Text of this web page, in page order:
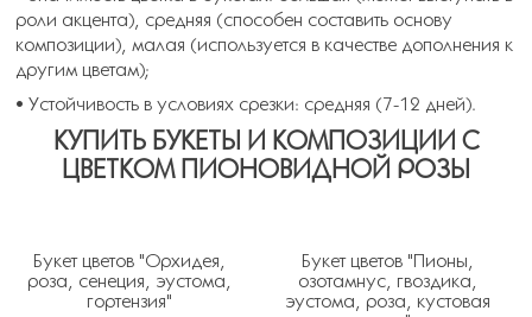
роли акцента), средняя (способен составить основу
композиции), малая (используется в качестве дополнения к
другим цветам);
• Устойчивость в условиях срезки: средняя (7-12 дней).
КУПИТЬ БУКЕТЫ И КОМПОЗИЦИИ С
ЦВЕТКОМ ПИОНОВИДНОЙ РОЗЫ
Букет цветов "Орхидея,
роза, сенеция, эустома,
гортензия"
Букет цветов "Пионы,
озотамнус, гвоздика,
эустома, роза, кустовая